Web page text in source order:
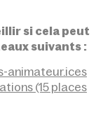
si cela peut
suivants :
animateur.ices
(15 places